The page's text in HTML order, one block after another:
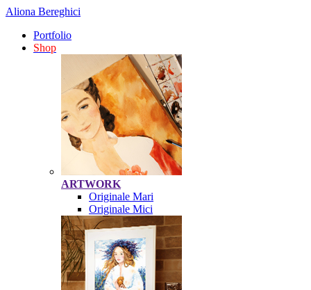
Aliona Bereghici
Portfolio
Shop
ARTWORK
Originale Mari
Originale Mici